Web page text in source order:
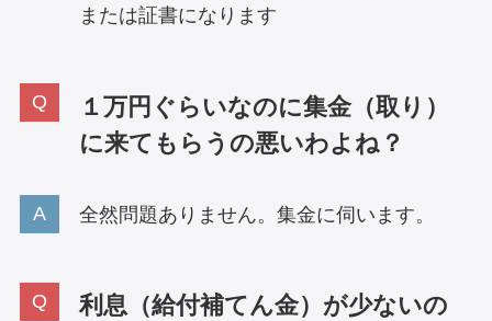
または証書になります
１万円ぐらいなのに集金（取り）
に来てもらうの悪いわよね？
全然問題ありません。集金に伺います。
利息（給付補てん金）が少ないの